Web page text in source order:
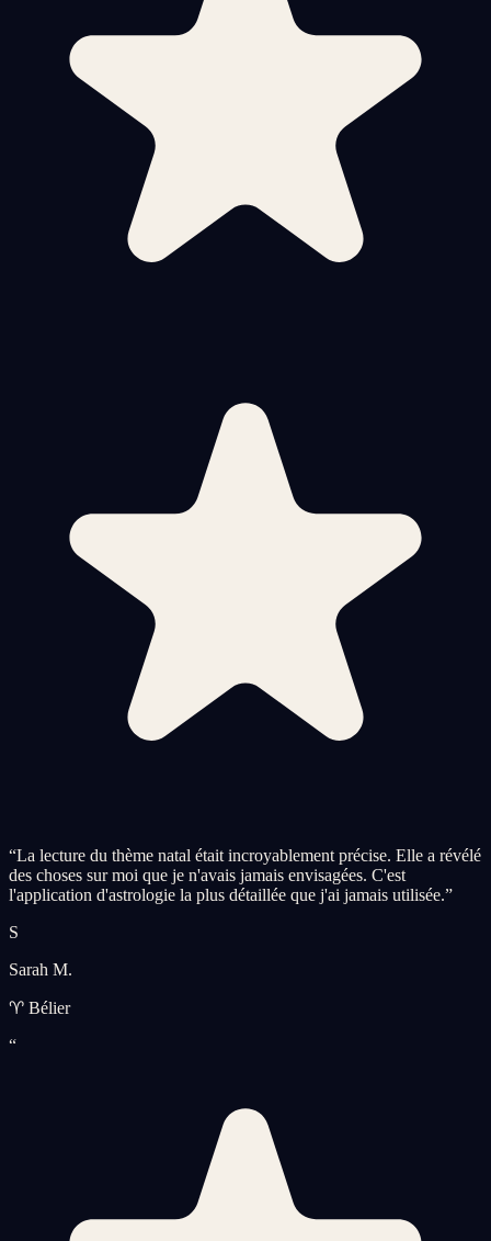
“La lecture du thème natal était incroyablement précise. Elle a révélé
des choses sur moi que je n'avais jamais envisagées. C'est
l'application d'astrologie la plus détaillée que j'ai jamais utilisée.”
S
Sarah M.
♈ Bélier
“